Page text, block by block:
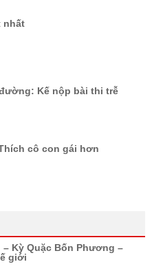
nhất
Kế nộp bài thi trễ
cô con gái hơn
Kỳ Quặc Bốn Phương –
giới